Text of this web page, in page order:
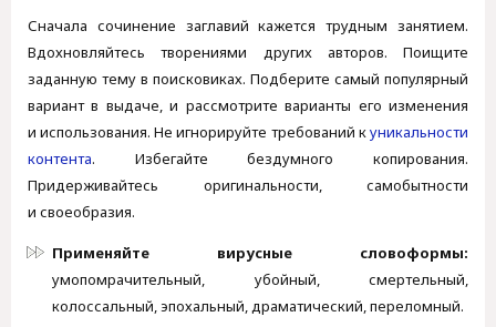
Сначала сочинение заглавий кажется трудным занятием.
Вдохновляйтесь творениями других авторов. Поищите
заданную тему в поисковиках. Подберите самый популярный
вариант в выдаче, и рассмотрите варианты его изменения
и использования. Не игнорируйте требований куникальности
контента. Избегайте бездумного копирования.
Придерживайтесь оригинальности, самобытности
и своеобразия.
Применяйте вирусные словоформы:
умопомрачительный, убойный, смертельный,
колоссальный, эпохальный, драматический, переломный.